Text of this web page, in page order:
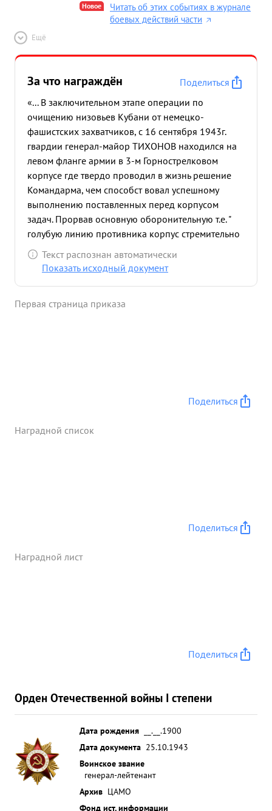
Новое
Читать об этих событиях в журнале
боевых действий части
Ещё
За что награждён
Поделиться
«... В заключительном этапе операции по
очищению низовьев Кубани от немецко-
фашистских захватчиков, с 16 сентября 1943г.
гвардии генерал-майор ТИХОНОВ находился на
левом фланге армии в 3-м Горнострелковом
корпусе где твердо проводил в жизнь решение
Командарма, чем способст вовал успешному
выполнению поставленных перед корпусом
задач. Прорвав основную оборонительную т.е. "
голубую линию противника корпус стремительно
развивая наступление и сбивая противника с его
промежуточных рубежей нанес ему жемБокие
Таманского полуострова. ...»
Текст распознан автоматически
Показать исходный документ
Первая страница приказа
Поделиться
Наградной список
Поделиться
Наградной лист
Поделиться
Орден Отечественной войны I степени
Дата рождения
__.__.1900
Дата документа 25.10.1943
Воинское звание
генерал-лейтенант
Архив ЦАМО
Фонд ист. информации